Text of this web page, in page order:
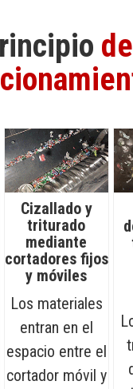
de
Cizallado y
triturado
mediante
cortadores fijos
y móviles
Los materiales
entran en el
espacio entre el
cortador móvil y